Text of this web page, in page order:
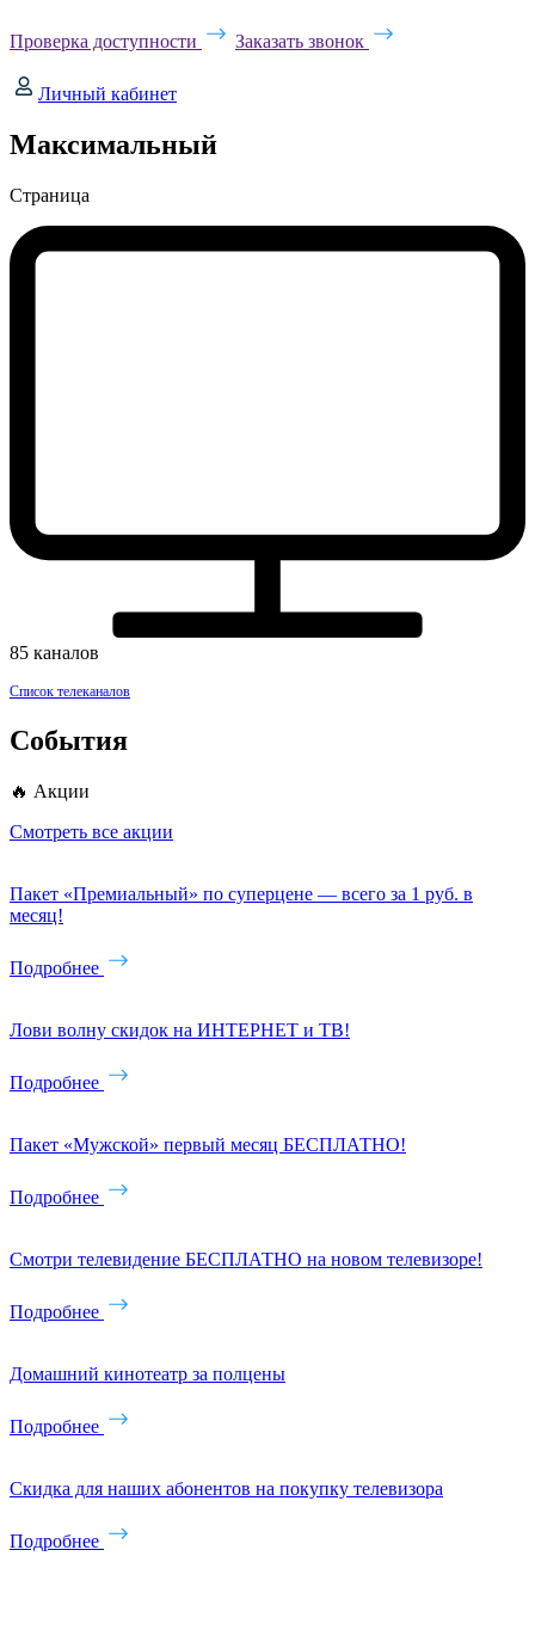
Проверка доступности Заказать звонок
Личный кабинет
Максимальный
Страница
85 каналов
Список телеканалов
События
🔥 Акции
Смотреть все акции
Пакет «Премиальный» по суперцене — всего за 1 руб. в
месяц!
Подробнее
Лови волну скидок на ИНТЕРНЕТ и ТВ!
Подробнее
Пакет «Мужской» первый месяц БЕСПЛАТНО!
Подробнее
Смотри телевидение БЕСПЛАТНО на новом телевизоре!
Подробнее
Домашний кинотеатр за полцены
Подробнее
Скидка для наших абонентов на покупку телевизора
Подробнее